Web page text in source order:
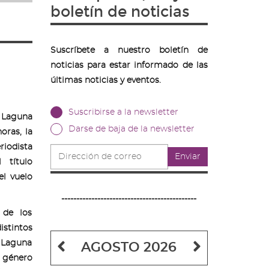
la
título
vuelo
de los
boletín de noticias
Suscríbete a nuestro boletín de
noticias para estar informado de las
últimas noticias y eventos.
Suscribirse a la newsletter
Darse de baja de la newsletter
de
correo
Enviar
---------------------------------------------
Mes
anterior
Mes
siguiente
AGOSTO 2026